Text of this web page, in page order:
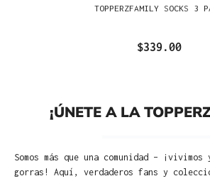
TOPPERZFAMILY SOCKS 3
$339.00
¡ÚNETE A LA
Somos más que una comunidad – ¡vivimos
gorras! Aquí, verdaderos fans y